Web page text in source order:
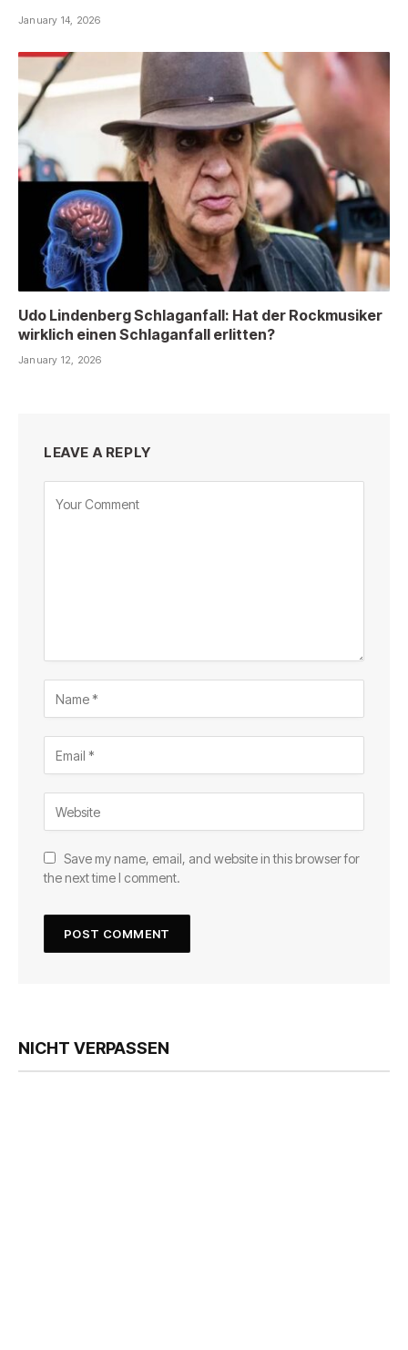
January 14, 2026
Udo Lindenberg Schlaganfall: Hat der Rockmusiker
wirklich einen Schlaganfall erlitten?
January 12, 2026
LEAVE A REPLY
Save my name, email, and website in this browser for
the next time I comment.
NICHT VERPASSEN